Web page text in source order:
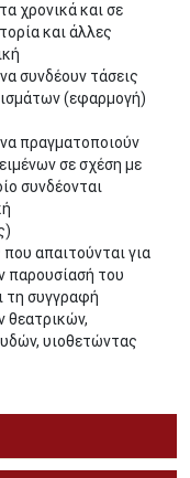
χρονικά και σε
και άλλες
συνδέουν τάσεις
(εφαρμογή)
πραγματοποιούν
σε σχέση με
συνδέονται
απαιτούνται για
παρουσίασή του
τη συγγραφή
θεατρικών,
υιοθετώντας